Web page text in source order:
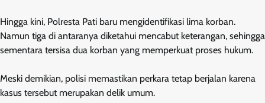
Hingga kini, Polresta Pati baru mengidentifikasi lima korban.
Namun tiga di antaranya diketahui mencabut keterangan, sehingga
sementara tersisa dua korban yang memperkuat proses hukum.
Meski demikian, polisi memastikan perkara tetap berjalan karena
kasus tersebut merupakan delik umum.